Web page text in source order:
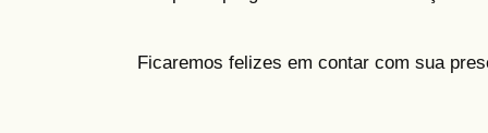
Ficaremos felizes em contar com sua